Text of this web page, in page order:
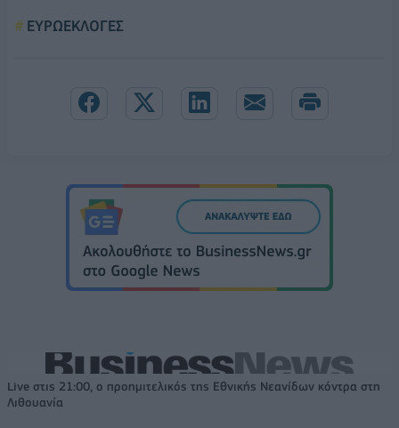
ΕΥΡΩΕΚΛΟΓΕΣ
Live στις 21:00, ο προημιτελικός της Εθνικής Νεανίδων κόντρα στη
Λιθουανία